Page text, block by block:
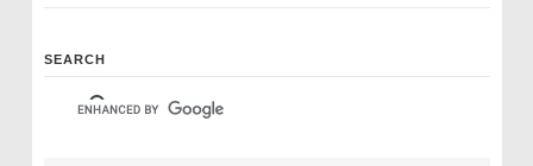
SEARCH